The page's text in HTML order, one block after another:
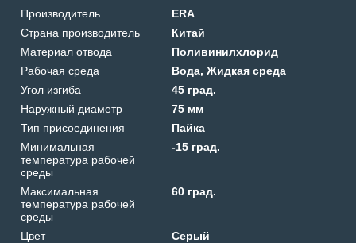
Производитель
ERA
Страна производитель
Китай
Материал отвода
Поливинилхлорид
Рабочая среда
Вода, Жидкая среда
Угол изгиба
45 град.
Наружный диаметр
75 мм
Тип присоединения
Пайка
Минимальная
температура рабочей
среды
-15 град.
Максимальная
температура рабочей
среды
60 град.
Цвет
Серый